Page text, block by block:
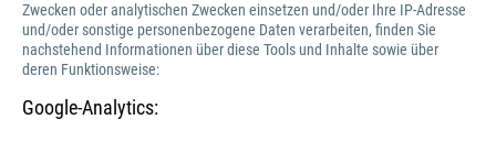
Zwecken oder analytischen Zwecken einsetzen und/oder Ihre IP-Adresse
und/oder sonstige personenbezogene Daten verarbeiten, finden Sie
nachstehend Informationen über diese Tools und Inhalte sowie über
deren Funktionsweise:
Google-Analytics: